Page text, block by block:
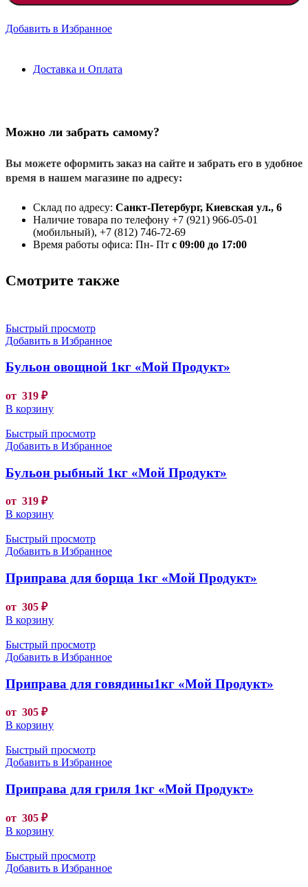
Добавить в Избранное
Доставка и Оплата
Можно ли забрать самому?
Вы можете оформить заказ на сайте и забрать его в удобное
время в нашем магазине по адресу:
Склад по адресу: Санкт-Петербург, Киевская ул., 6
Наличие товара по телефону +7 (921) 966-05-01
(мобильный), +7 (812) 746-72-69
Время работы офиса: Пн- Пт с 09:00 до 17:00
Смотрите также
Быстрый просмотр
Добавить в Избранное
Бульон овощной 1кг «Мой Продукт»
от 319 ₽
В корзину
Быстрый просмотр
Добавить в Избранное
Бульон рыбный 1кг «Мой Продукт»
от 319 ₽
В корзину
Быстрый просмотр
Добавить в Избранное
Приправа для борща 1кг «Мой Продукт»
от 305 ₽
В корзину
Быстрый просмотр
Добавить в Избранное
Приправа для говядины1кг «Мой Продукт»
от 305 ₽
В корзину
Быстрый просмотр
Добавить в Избранное
Приправа для гриля 1кг «Мой Продукт»
от 305 ₽
В корзину
Быстрый просмотр
Добавить в Избранное